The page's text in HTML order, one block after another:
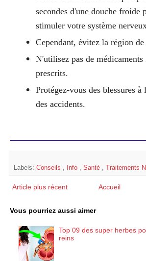
secondes d'une douche froide
stimuler votre système
Cependant, évitez la région de
N'utilisez pas de médicaments
prescrits.
Protégez-vous des blessures à
des accidents.
Labels: Conseils Info Santé Traitements
Article plus récent Accueil
Vous pourriez aussi aimer
Top 09 des super herbes
reins